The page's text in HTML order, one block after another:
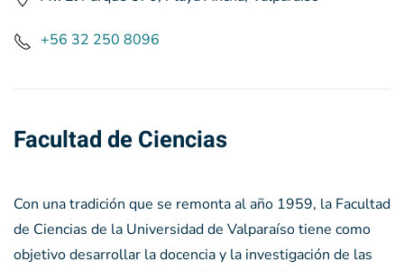
+56 32 250 8096
Facultad de Ciencias
Con una tradición que se remonta al año 1959, la Facultad
de Ciencias de la Universidad de Valparaíso tiene como
objetivo desarrollar la docencia y la investigación de las